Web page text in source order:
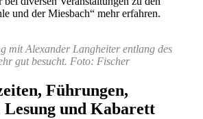
und der Miesbach“ mehr erfahren.
mit Alexander Langheiter entlang des
gut besucht. Foto: Fischer
Führungen,
und Kabarett